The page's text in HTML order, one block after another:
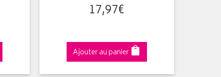
17,97€
Ajouter au panier